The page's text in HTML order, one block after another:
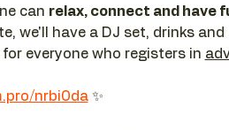
can relax, connect and have
we'll have a DJ set, drinks
everyone who registers in
nrbi0da ✨